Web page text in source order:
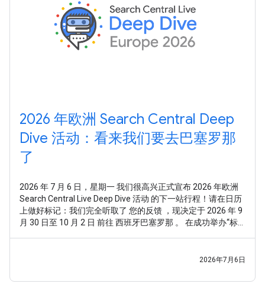
2026 年欧洲 Search Central Deep
Dive 活动：看来我们要去巴塞罗那
了
2026 年 7 月 6 日，星期一 我们很高兴正式宣布 2026 年欧洲
Search Central Live Deep Dive 活动 的下一站行程！请在日历
上做好标记：我们完全听取了 您的反馈 ，现决定于 2026 年 9
月 30 日至 10 月 2 日 前往 西班牙巴塞罗那 。 在成功举办“标
术点。您希望通过一种系统化且全面的方式，深入探究2026年7月6日